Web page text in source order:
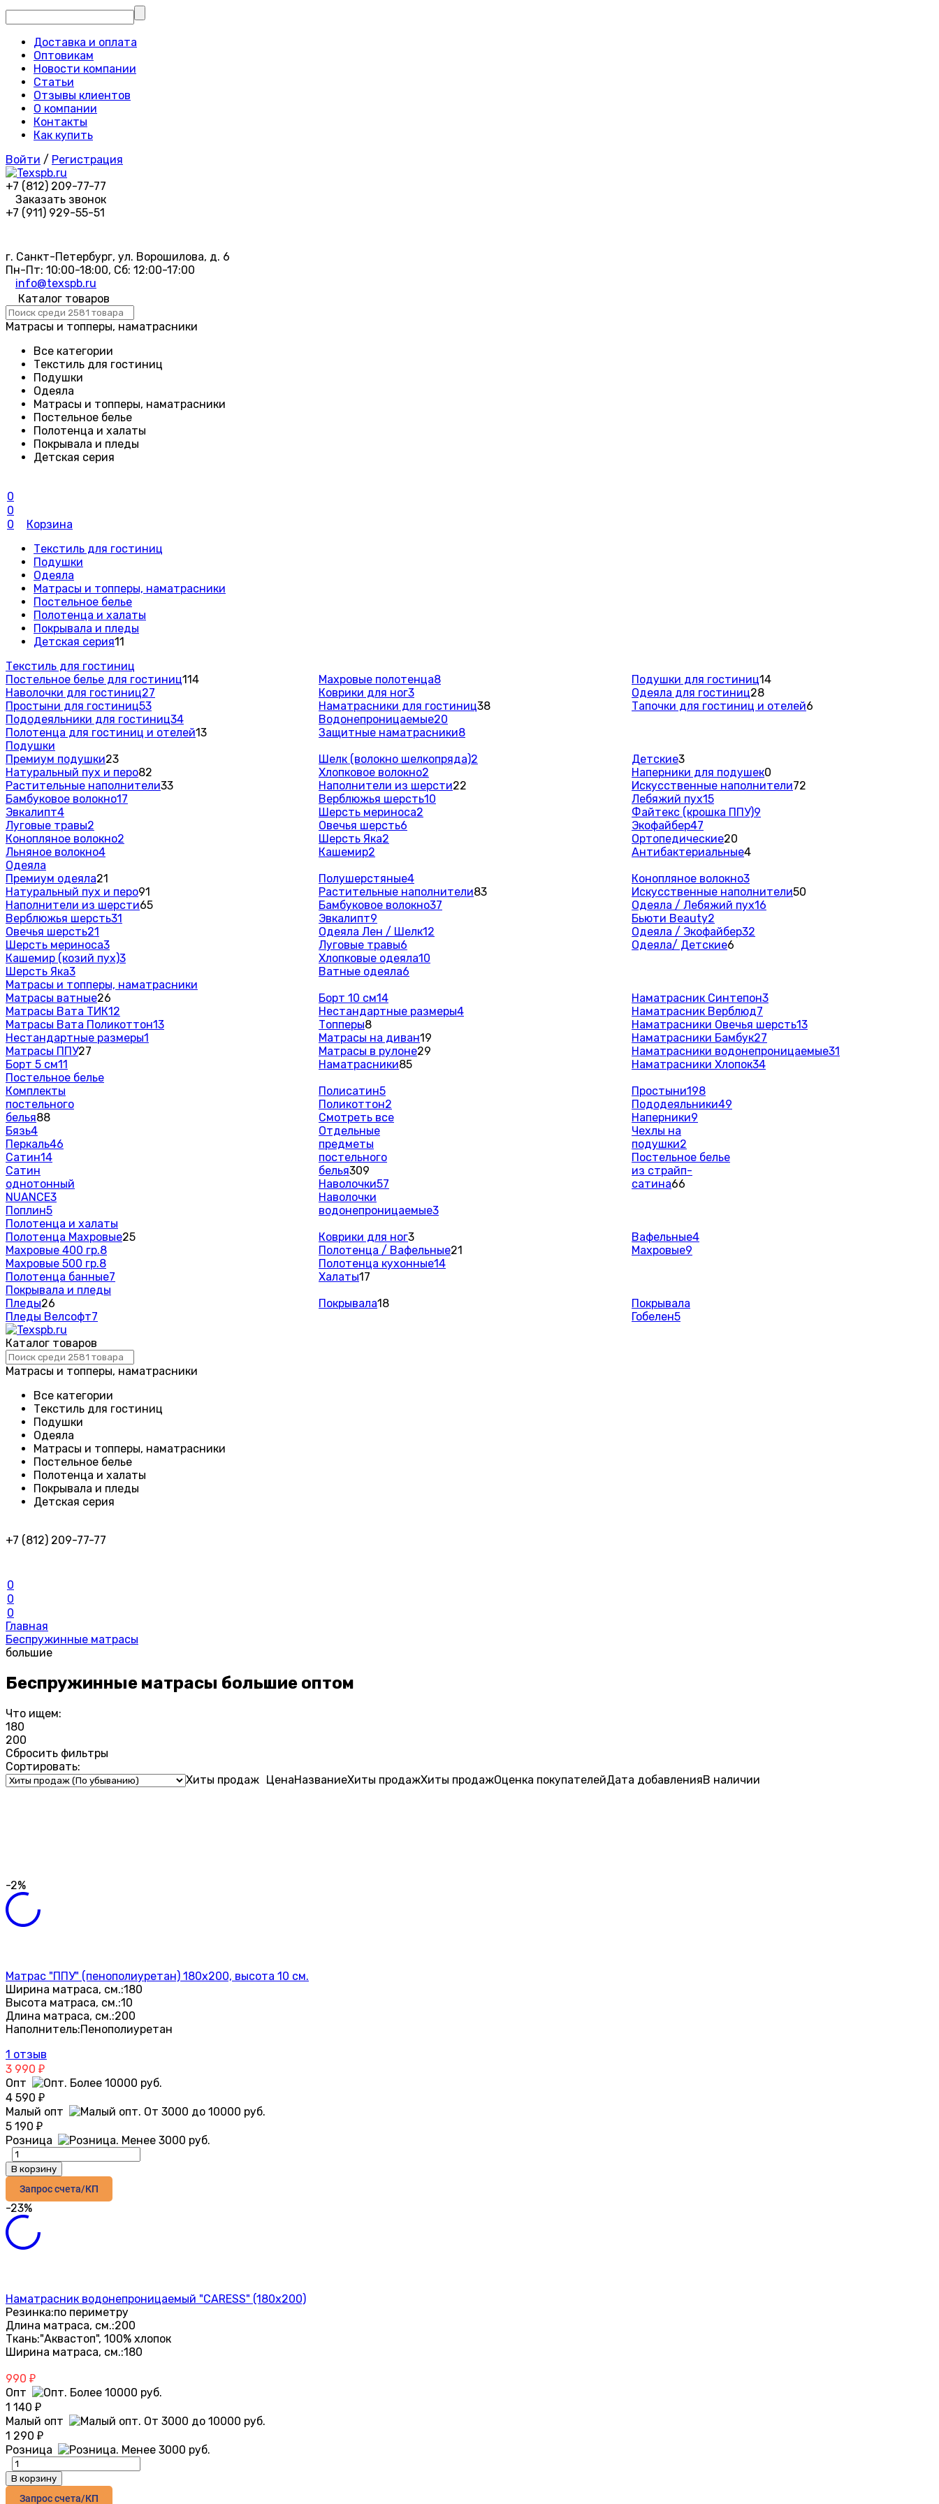
Доставка и оплата
Оптовикам
Новости компании
Статьи
Отзывы клиентов
О компании
Контакты
Как купить
Войти / Регистрация
+7 (812) 209-77-77
Заказать звонок
+7 (911) 929-55-51
г. Санкт-Петербург, ул. Ворошилова, д. 6
Пн-Пт: 10:00-18:00, Сб: 12:00-17:00
info@texspb.ru
Каталог товаров
Матрасы и топперы, наматрасники
Все категории
Текстиль для гостиниц
Подушки
Одеяла
Матрасы и топперы, наматрасники
Постельное белье
Полотенца и халаты
Покрывала и пледы
Детская серия
0
0
0
Корзина
Текстиль для гостиниц
Подушки
Одеяла
Матрасы и топперы, наматрасники
Постельное белье
Полотенца и халаты
Покрывала и пледы
Детская серия11
Текстиль для гостиниц
Постельное белье для гостиниц114
Наволочки для гостиниц27
Простыни для гостиниц53
Пододеяльники для гостиниц34
Полотенца для гостиниц и отелей13
Махровые полотенца8
Коврики для ног3
Наматрасники для гостиниц38
Водонепроницаемые20
Защитные наматрасники8
Подушки для гостиниц14
Одеяла для гостиниц28
Тапочки для гостиниц и отелей6
Подушки
Премиум подушки23
Натуральный пух и перо82
Растительные наполнители33
Бамбуковое волокно17
Эвкалипт4
Луговые травы2
Конопляное волокно2
Льняное волокно4
Шелк (волокно шелкопряда)2
Хлопковое волокно2
Наполнители из шерсти22
Верблюжья шерсть10
Шерсть мериноса2
Овечья шерсть6
Шерсть Яка2
Кашемир2
Детские3
Наперники для подушек0
Искусственные наполнители72
Лебяжий пух15
Файтекс (крошка ППУ)9
Экофайбер47
Ортопедические20
Антибактериальные4
Одеяла
Премиум одеяла21
Натуральный пух и перо91
Наполнители из шерсти65
Верблюжья шерсть31
Овечья шерсть21
Шерсть мериноса3
Кашемир (козий пух)3
Шерсть Яка3
Полушерстяные4
Растительные наполнители83
Бамбуковое волокно37
Эвкалипт9
Одеяла Лен / Шелк12
Луговые травы6
Хлопковые одеяла10
Ватные одеяла6
Конопляное волокно3
Искусственные наполнители50
Одеяла / Лебяжий пух16
Бьюти Beauty2
Одеяла / Экофайбер32
Одеяла/ Детские6
Матрасы и топперы, наматрасники
Матрасы ватные26
Матрасы Вата ТИК12
Матрасы Вата Поликоттон13
Нестандартные размеры1
Матрасы ППУ27
Борт 5 см11
Борт 10 см14
Нестандартные размеры4
Топперы8
Матрасы на диван19
Матрасы в рулоне29
Наматрасники85
Наматрасник Синтепон3
Наматрасник Верблюд7
Наматрасники Овечья шерсть13
Наматрасники Бамбук27
Наматрасники водонепроницаемые31
Наматрасники Хлопок34
Постельное белье
Комплекты
постельного
белья88
Бязь4
Перкаль46
Сатин14
Сатин
однотонный
NUANCE3
Поплин5
Полисатин5
Поликоттон2
Смотреть все
Отдельные
предметы
постельного
белья309
Наволочки57
Наволочки
водонепроницаемые3
Простыни198
Пододеяльники49
Наперники9
Чехлы на
подушки2
Постельное белье
из страйп-
сатина66
Полотенца и халаты
Полотенца Махровые25
Махровые 400 гр.8
Махровые 500 гр.8
Полотенца банные7
Коврики для ног3
Полотенца / Вафельные21
Полотенца кухонные14
Халаты17
Вафельные4
Махровые9
Покрывала и пледы
Пледы26
Пледы Велсофт7
Покрывала18
Покрывала
Гобелен5
Каталог товаров
Матрасы и топперы, наматрасники
Все категории
Текстиль для гостиниц
Подушки
Одеяла
Матрасы и топперы, наматрасники
Постельное белье
Полотенца и халаты
Покрывала и пледы
Детская серия
+7 (812) 209-77-77
0
0
0
Главная
Беспружинные матрасы
большие
Беспружинные матрасы большие оптом
Что ищем:
180
200
Сбросить фильтры
Сортировать:
Хиты продаж ЦенаНазваниеХиты продажХиты продажОценка покупателейДата добавленияВ наличии
-2%
Матрас "ППУ" (пенополиуретан) 180х200, высота 10 см.
Ширина матраса, см.:180
Высота матраса, см.:10
Длина матраса, см.:200
Наполнитель:Пенополиуретан
1 отзыв
3 990 ₽
Опт
4 590 ₽
Малый опт
5 190 ₽
Розница
В корзину
Запрос счета/КП
-23%
Наматрасник водонепроницаемый "CARESS" (180x200)
Резинка:по периметру
Длина матраса, см.:200
Ткань:"Аквастоп", 100% хлопок
Ширина матраса, см.:180
990 ₽
Опт
1 140 ₽
Малый опт
1 290 ₽
Розница
В корзину
Запрос счета/КП